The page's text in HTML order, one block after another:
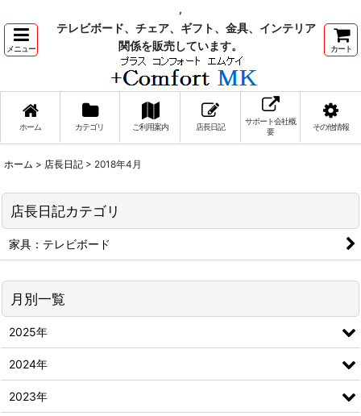
,
メニュー
テレビボード、チェア、ギフト、金具、インテリア
関係を販売しています。
カート
ホーム カテゴリ ご利用案内 店長日記
サポート会社概
要
その他情報
ホーム > 店長日記 > 2018年4月
店長日記カテゴリ
家具：テレビボード
月別一覧
2025年
2024年
2023年